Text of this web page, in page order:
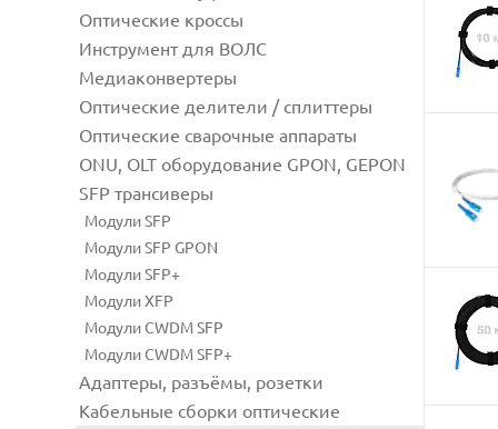
Оптические кроссы
Инструмент для ВОЛС
Медиаконвертеры
Оптические делители / сплиттеры
Оптические сварочные аппараты
ONU, OLT оборудование GPON, GEPON
SFP трансиверы
Модули SFP
Модули SFP GPON
Модули SFP+
Модули XFP
Модули CWDM SFP
Модули CWDM SFP+
Адаптеры, разъёмы, розетки
Кабельные сборки оптические